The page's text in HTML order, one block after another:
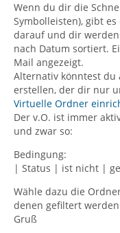
Wenn du dir die
Symbolleisten), gibt
darauf und dir
nach Datum sortiert.
Mail angezeigt.
Alternativ könntest
erstellen, der dir nur
Virtuelle Ordner
Der v.O. ist immer
und zwar so:
Bedingung:
| Status | ist nicht |
Wähle dazu die
denen gefiltert
Gruß